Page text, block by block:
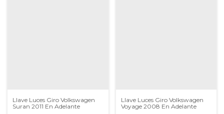
Llave Luces Giro Volkswagen
Suran 2011 En Adelante
Llave Luces Giro Volkswagen
Voyage 2008 En Adelante